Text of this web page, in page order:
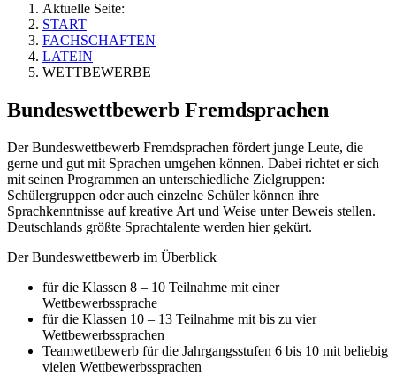
Aktuelle Seite:
START
FACHSCHAFTEN
LATEIN
WETTBEWERBE
Bundeswettbewerb Fremdsprachen
Der Bundeswettbewerb Fremdsprachen fördert junge Leute, die
gerne und gut mit Sprachen umgehen können. Dabei richtet er sich
mit seinen Programmen an unterschiedliche Zielgruppen:
Schülergruppen oder auch einzelne Schüler können ihre
Sprachkenntnisse auf kreative Art und Weise unter Beweis stellen.
Deutschlands größte Sprachtalente werden hier gekürt.
Der Bundeswettbewerb im Überblick
für die Klassen 8 – 10 Teilnahme mit einer
Wettbewerbssprache
für die Klassen 10 – 13 Teilnahme mit bis zu vier
Wettbewerbssprachen
Teamwettbewerb für die Jahrgangsstufen 6 bis 10 mit beliebig
vielen Wettbewerbssprachen